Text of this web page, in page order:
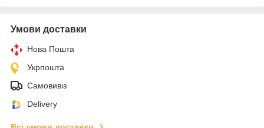
Умови доставки
Нова Пошта
Укрпошта
Самовивіз
Delivery